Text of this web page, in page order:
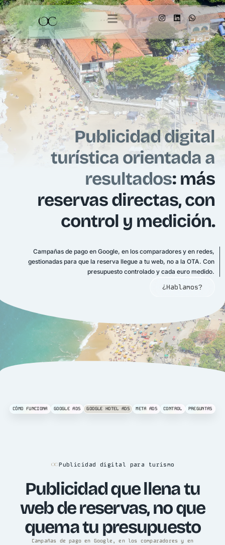
Publicidad digital
turística orientada a
resultados: más
reservas directas, con
control y medición.
Campañas de pago en Google, en los comparadores y en redes,
gestionadas para que la reserva llegue a tu web, no a la OTA. Con
presupuesto controlado y cada euro medido.
¿Hablamos?
CÓMO FUNCIONA GOOGLE ADS GOOGLE HOTEL ADS META ADS CONTROL PREGUNTAS
Publicidad digital para turismo
Publicidad que llena tu
web de reservas, no que
quema tu presupuesto
Campañas de pago en Google, en los comparadores y en